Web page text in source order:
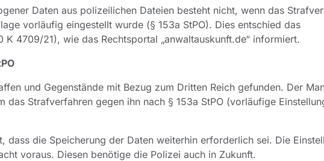
Daten aus polizeilichen Dateien besteht nicht, wenn das
vorläufig eingestellt wurde (§ 153a StPO). Dies entschied das
4709/21), wie das Rechtsportal „anwaltauskunft.de“ informiert.
und Gegenstände mit Bezug zum Dritten Reich gefunden. Der
das Strafverfahren gegen ihn nach § 153a StPO (vorläufige
die Speicherung der Daten weiterhin erforderlich sei. Die
voraus. Diesen benötige die Polizei auch in Zukunft.